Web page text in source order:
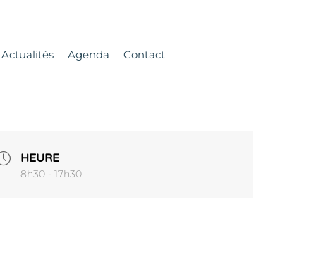
Actualités Agenda Contact
HEURE
8h30 - 17h30